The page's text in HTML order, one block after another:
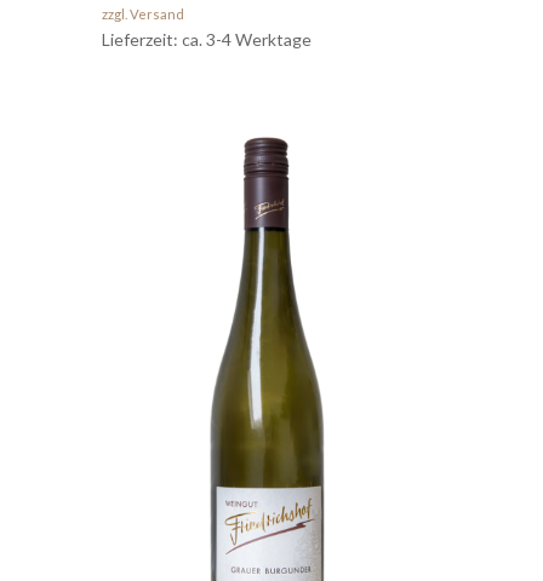
zzgl. Versand
Lieferzeit: ca. 3-4 Werktage